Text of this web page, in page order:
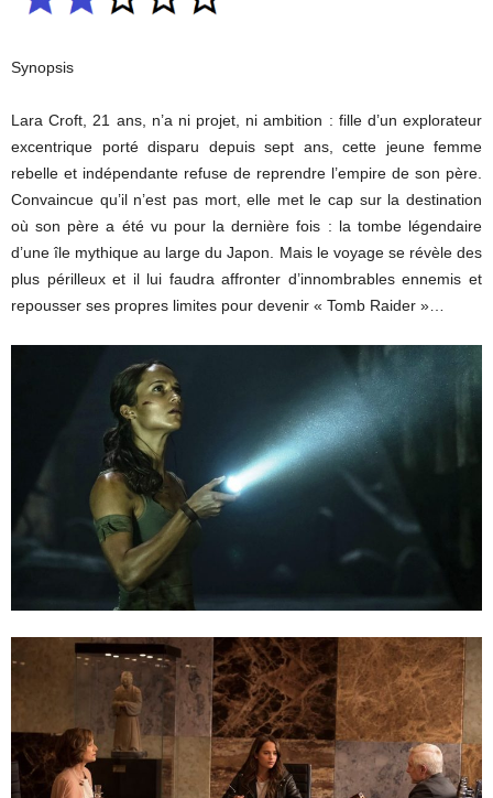
Synopsis
Lara Croft, 21 ans, n’a ni projet, ni ambition : fille d’un explorateur
excentrique porté disparu depuis sept ans, cette jeune femme
rebelle et indépendante refuse de reprendre l’empire de son père.
Convaincue qu’il n’est pas mort, elle met le cap sur la destination
où son père a été vu pour la dernière fois : la tombe légendaire
d’une île mythique au large du Japon. Mais le voyage se révèle des
plus périlleux et il lui faudra affronter d’innombrables ennemis et
repousser ses propres limites pour devenir « Tomb Raider »…